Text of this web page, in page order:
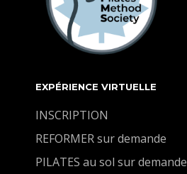
EXPÉRIENCE VIRTUELLE
INSCRIPTION
REFORMER sur demande
PILATES au sol sur demande